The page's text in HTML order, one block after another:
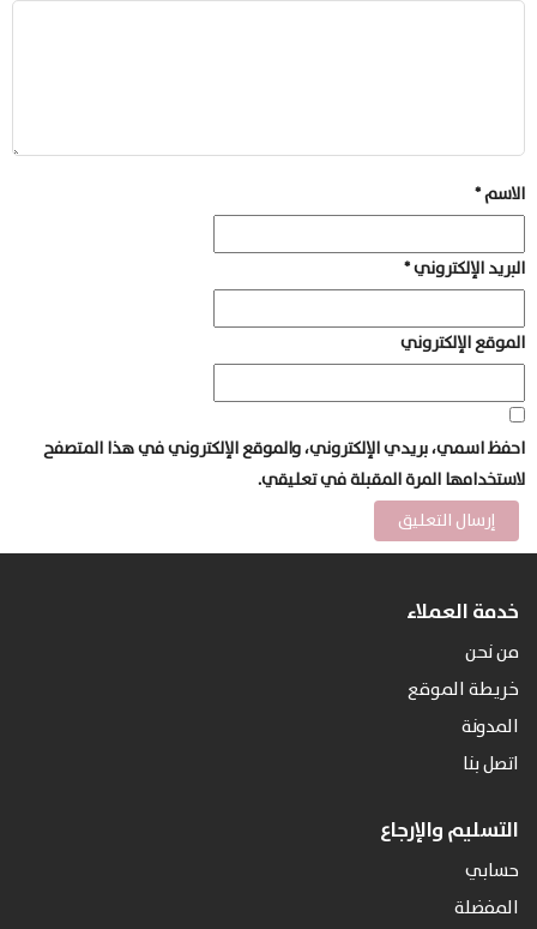
الاسم*
البريد الإلكتروني*
الموقع الإلكتروني
احفظ اسمي، بريدي الإلكتروني، والموقع الإلكتروني في هذا المتصفح
لاستخدامها المرة المقبلة في تعليقي.
خدمة العملاء
من نحن
خريطة الموقع
المدونة
اتصل بنا
التسليم والإرجاع
حسابي
المفضلة